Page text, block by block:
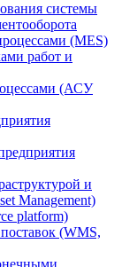
системы
(MES)
работ и
(АСУ
и
Management)
platform)
(WMS,